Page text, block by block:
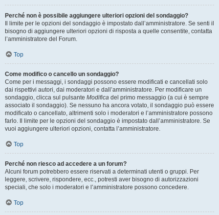
Perché non è possibile aggiungere ulteriori opzioni del sondaggio?
Il limite per le opzioni del sondaggio è impostato dall’amministratore. Se senti il
bisogno di aggiungere ulteriori opzioni di risposta a quelle consentite, contatta
l’amministratore del Forum.
Top
Come modifico o cancello un sondaggio?
Come per i messaggi, i sondaggi possono essere modificati e cancellati solo
dai rispettivi autori, dai moderatori e dall’amministratore. Per modificare un
sondaggio, clicca sul pulsante Modifica del primo messaggio (a cui è sempre
associato il sondaggio). Se nessuno ha ancora votato, il sondaggio può essere
modificato o cancellato, altrimenti solo i moderatori e l’amministratore possono
farlo. Il limite per le opzioni del sondaggio è impostato dall’amministratore. Se
vuoi aggiungere ulteriori opzioni, contatta l’amministratore.
Top
Perché non riesco ad accedere a un forum?
Alcuni forum potrebbero essere riservati a determinati utenti o gruppi. Per
leggere, scrivere, rispondere, ecc., potresti aver bisogno di autorizzazioni
speciali, che solo i moderatori e l’amministratore possono concedere.
Top